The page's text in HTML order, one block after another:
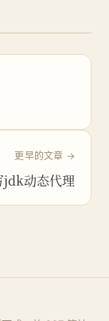
更早的文章 →
jdk动态代理